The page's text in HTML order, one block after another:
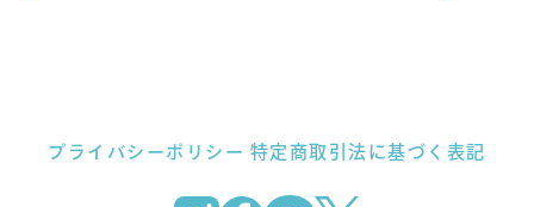
プライバシーポリシー 特定商取引法に基づく表記